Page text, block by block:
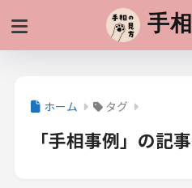
手
ホーム タグ
「手相事例」の記